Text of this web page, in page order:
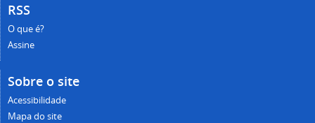
RSS
O que é?
Assine
Sobre o site
Acessibilidade
Mapa do site